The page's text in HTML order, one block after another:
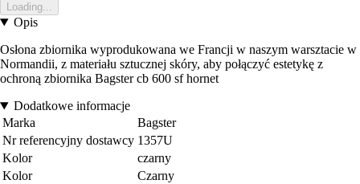
Loading...
Opis
Osłona zbiornika wyprodukowana we Francji w naszym warsztacie w
Normandii, z materiału sztucznej skóry, aby połączyć estetykę z
ochroną zbiornika Bagster cb 600 sf hornet
Dodatkowe informacje
Marka
Bagster
Nr referencyjny dostawcy 1357U
Kolor
czarny
Kolor
Czarny